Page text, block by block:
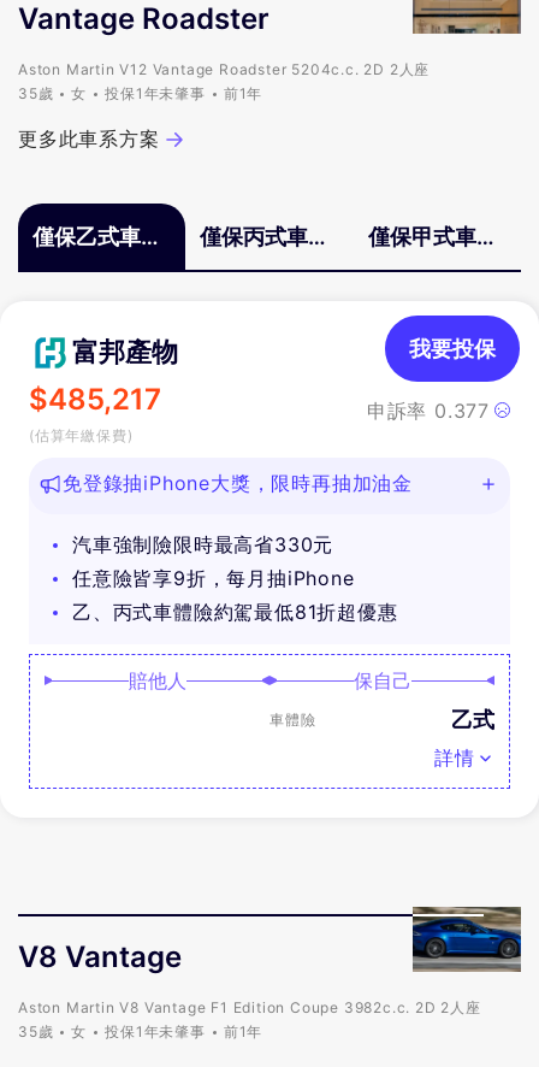
DB12 Coupe
DBS
Rapide
Vanquish
Vantage
Vantage Roadster
Aston Martin V12 Vantage Roadster 5204c.c. 2D 2人座
35歲
女 投保1年未肇事 前1年
更多此車系方案
僅保乙式車體
險
僅保丙式車體
險
僅保甲式車體
險
富邦產物
$485,217
(估算年繳保費)
申訴率 0.377
我要投保
免登錄抽iPhone大獎，限時再抽加油金
汽車強制險限時最高省330元
任意險皆享9折，每月抽iPhone
乙、丙式車體險約駕最低81折超優惠
賠他人 保自己
車體險 乙式
詳情
V8 Vantage
Aston Martin V8 Vantage F1 Edition Coupe 3982c.c. 2D 2人座
35歲
女 投保1年未肇事 前1年